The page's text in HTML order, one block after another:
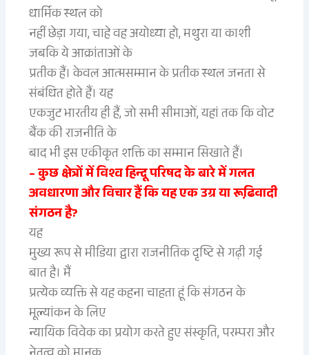
धार्मिक स्थल को
नहीं छेड़ा गया, चाहे वह अयोध्या हो, मथुरा या काशी
जबकि ये आक्रांताओं के
प्रतीक हैं। केवल आत्मसम्मान के प्रतीक स्थल जनता से
संबंधित होते हैं। यह
एकजुट भारतीय ही हैं, जो सभी सीमाओं, यहां तक कि वोट
बैंक की राजनीति के
बाद भी इस एकीकृत शक्ति का सम्मान सिखाते हैं।
– कुछ क्षेत्रों में विश्व हिन्दू परिषद के बारे में गलत
अवधारणा और विचार हैं कि यह एक उग्र या रूढि़वादी
संगठन है?
यह
मुख्य रूप से मीडिया द्वारा राजनीतिक दृष्टि से गढ़ी गई
बात है। मैं
प्रत्येक व्यक्ति से यह कहना चाहता हूं कि संगठन के
मूल्यांकन के लिए
न्यायिक विवेक का प्रयोग करते हुए संस्कृति, परम्परा और